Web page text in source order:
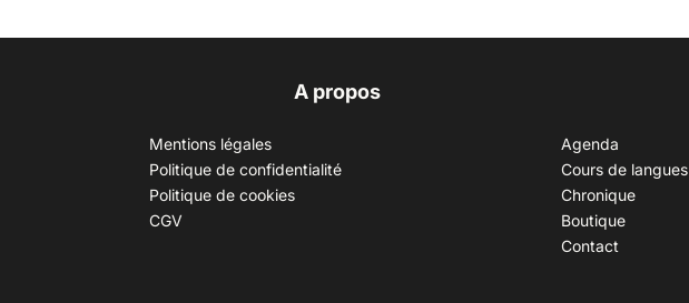
A propos
Mentions légales
Politique de confidentialité
Politique de cookies
CGV
Agenda
Cours de langues
Chronique
Boutique
Contact